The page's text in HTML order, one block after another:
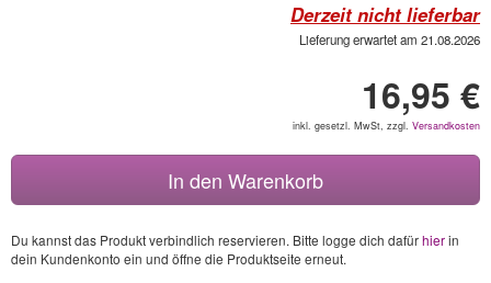
Derzeit nicht lieferbar
Lieferung erwartet am 21.08.2026
16,95 €
inkl. gesetzl. MwSt, zzgl. Versandkosten
In den Warenkorb
Du kannst das Produkt verbindlich reservieren. Bitte logge dich dafürhierin
dein Kundenkonto ein und öffne die Produktseite erneut.